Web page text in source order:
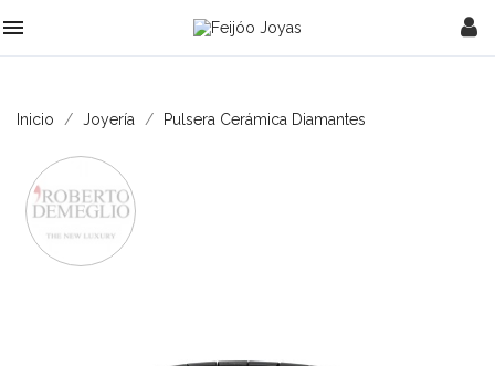

Inicio Joyería Pulsera Cerámica Diamantes